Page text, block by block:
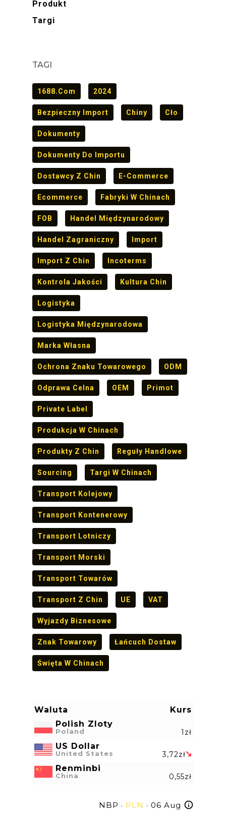
Produkt
Targi
TAGI
1688.com 2024
Bezpieczny Import Chiny Cło
Dokumenty
Dokumenty Do Importu
Dostawcy Z Chin E-Commerce
Ecommerce Fabryki W Chinach
FOB Handel Międzynarodowy
Handel Zagraniczny Import
Import Z Chin Incoterms
Kontrola Jakości Kultura Chin
Logistyka
Logistyka Międzynarodowa
Marka Własna
Ochrona Znaku Towarowego ODM
Odprawa Celna OEM Primot
Private Label
Produkcja W Chinach
Produkty Z Chin Reguły Handlowe
Sourcing Targi W Chinach
Transport Kolejowy
Transport Kontenerowy
Transport Lotniczy
Transport Morski
Transport Towarów
Transport Z Chin UE VAT
Wyjazdy Biznesowe
Znak Towarowy Łańcuch Dostaw
Święta W Chinach
Waluta
Kurs
Polish Zloty
Poland 1zł
US Dollar
United States 3,72zł
Renminbi
China 0,55zł
NBP · PLN · 06 Aug